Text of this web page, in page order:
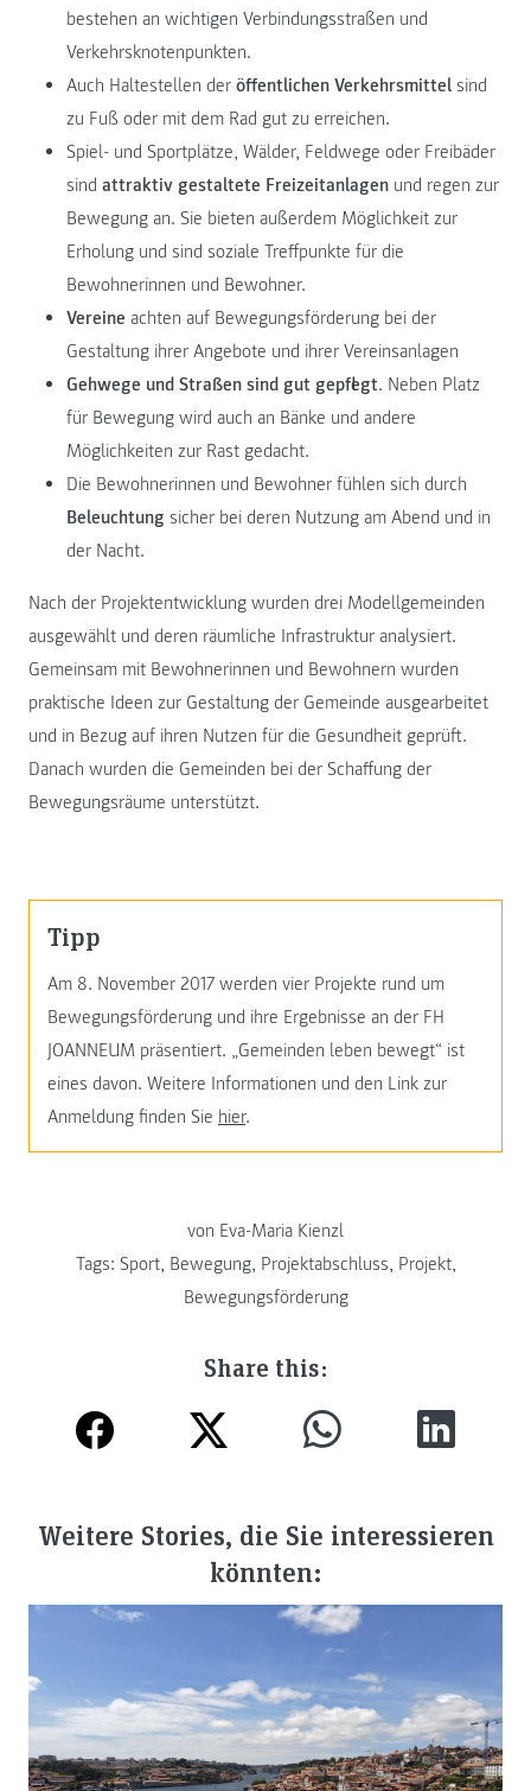
bestehen an wichtigen Verbindungsstraßen und
Verkehrsknotenpunkten.
Auch Haltestellen der öffentlichen Verkehrsmittel sind
zu Fuß oder mit dem Rad gut zu erreichen.
Spiel- und Sportplätze, Wälder, Feldwege oder Freibäder
sind attraktiv gestaltete Freizeitanlagen und regen zur
Bewegung an. Sie bieten außerdem Möglichkeit zur
Erholung und sind soziale Treffpunkte für die
Bewohnerinnen und Bewohner.
Vereine achten auf Bewegungsförderung bei der
Gestaltung ihrer Angebote und ihrer Vereinsanlagen
Gehwege und Straßen sind gut gepflegt. Neben Platz
für Bewegung wird auch an Bänke und andere
Möglichkeiten zur Rast gedacht.
Die Bewohnerinnen und Bewohner fühlen sich durch
Beleuchtung sicher bei deren Nutzung am Abend und in
der Nacht.
Nach der Projektentwicklung wurden drei Modellgemeinden
ausgewählt und deren räumliche Infrastruktur analysiert.
Gemeinsam mit Bewohnerinnen und Bewohnern wurden
praktische Ideen zur Gestaltung der Gemeinde ausgearbeitet
und in Bezug auf ihren Nutzen für die Gesundheit geprüft.
Danach wurden die Gemeinden bei der Schaffung der
Bewegungsräume unterstützt.
Tipp
Am 8. November 2017 werden vier Projekte rund um
Bewegungsförderung und ihre Ergebnisse an der FH
JOANNEUM präsentiert. „Gemeinden leben bewegt“ ist
eines davon. Weitere Informationen und den Link zur
Anmeldung finden Sie hier.
von Eva-Maria Kienzl
Tags: Sport, Bewegung, Projektabschluss, Projekt,
Bewegungsförderung
Share this:
Weitere Stories, die Sie interessieren
könnten: